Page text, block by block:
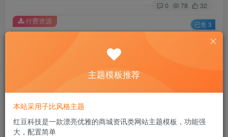
0 78 32
此内容为付费资源，请付费后查看
￥9.9
您当前未登录！建议登陆后购买，可保存购买订单
付费资源 已售 3
主题模板推荐
本站采用子比风格主题
红豆科技是一款漂亮优雅的商城资讯类网站主题模板，功能强
大，配置简单